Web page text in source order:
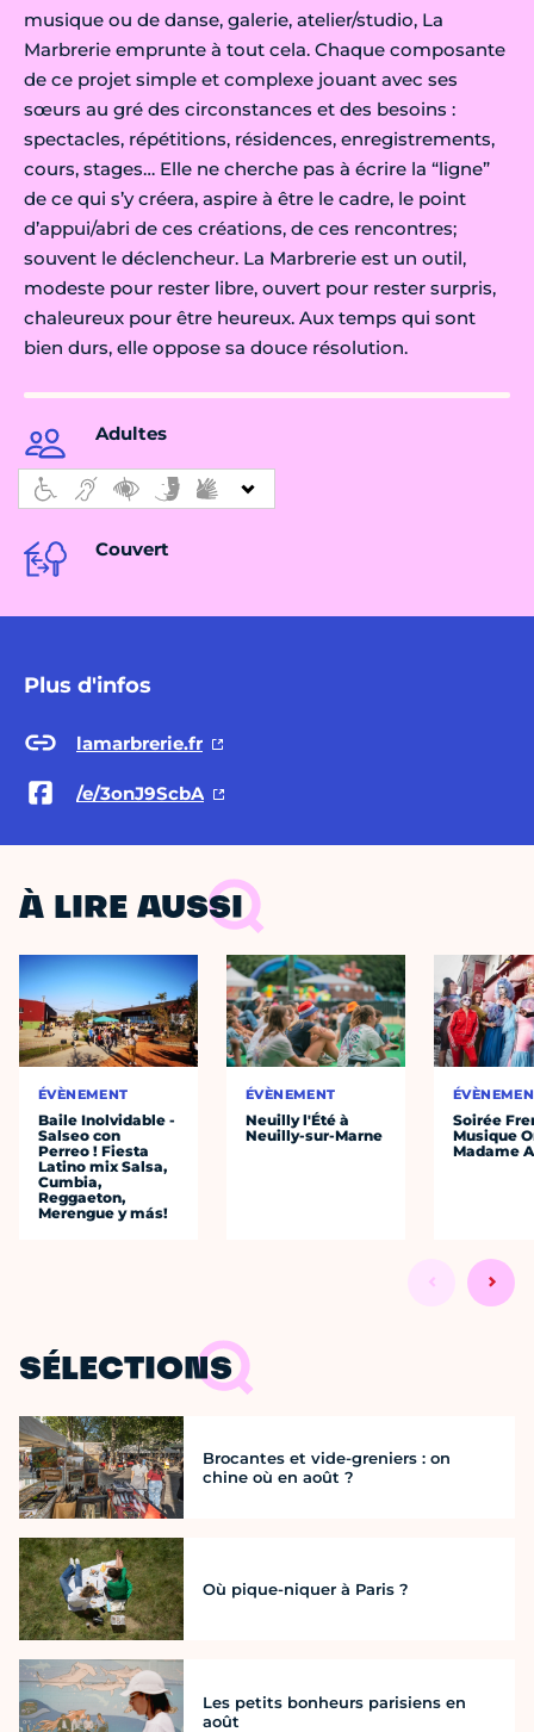
musique ou de danse, galerie, atelier/studio, La
Marbrerie emprunte à tout cela. Chaque composante
de ce projet simple et complexe jouant avec ses
sœurs au gré des circonstances et des besoins :
spectacles, répétitions, résidences, enregistrements,
cours, stages… Elle ne cherche pas à écrire la “ligne”
de ce qui s’y créera, aspire à être le cadre, le point
d’appui/abri de ces créations, de ces rencontres;
souvent le déclencheur. La Marbrerie est un outil,
modeste pour rester libre, ouvert pour rester surpris,
chaleureux pour être heureux. Aux temps qui sont
bien durs, elle oppose sa douce résolution.
Adultes
Couvert
Plus d'infos
lamarbrerie.fr
/e/3onJ9ScbA
À LIRE AUSSI
ÉVÈNEMENT
Baile Inolvidable -
Salseo con
Perreo ! Fiesta
Latino mix Salsa,
Cumbia,
Reggaeton,
Merengue y más!
ÉVÈNEMENT
Neuilly l'Été à
Neuilly-sur-Marne
Soirée
Musique
Madame
SÉLECTIONS
Brocantes et vide-greniers : on
chine où en août ?
Où pique-niquer à Paris ?
Les petits bonheurs parisiens en
août